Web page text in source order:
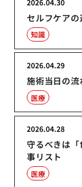
セルフケア
知識
施術当日の
2026.04.29
医療
守るべきは
事リスト
2026.04.28
医療